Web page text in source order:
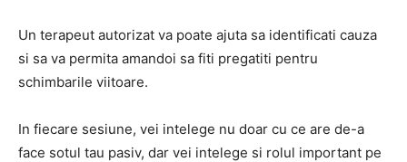
Un terapeut autorizat va poate ajuta sa identificati cauza
si sa va permita amandoi sa fiti pregatiti pentru
schimbarile viitoare.
In fiecare sesiune, vei intelege nu doar cu ce are de-a
face sotul tau pasiv, dar vei intelege si rolul important pe